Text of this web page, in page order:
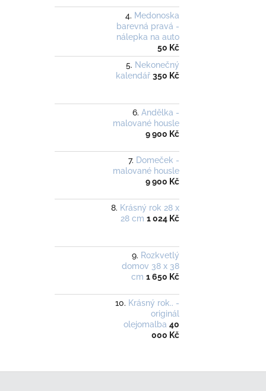
Medonoska
barevná pravá -
nálepka na auto
50 Kč
Nekonečný
kalendář 350 Kč
Andělka -
malované housle
9 900 Kč
Domeček -
malované housle
9 900 Kč
Krásný rok 28 x
28 cm 1 024 Kč
Rozkvetlý
domov 38 x 38
cm 1 650 Kč
Krásný rok.. -
originál
olejomalba 40
000 Kč